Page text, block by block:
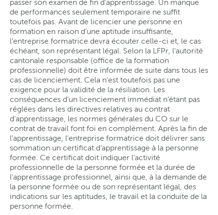
passer son examen de fin d’apprentissage. Un manque
de performances seulement temporaire ne suffit
toutefois pas. Avant de licencier une personne en
formation en raison d’une aptitude insuffisante,
l’entreprise formatrice devra écouter celle-ci et, le cas
échéant, son représentant légal. Selon la LFPr, l’autorité
cantonale responsable (office de la formation
professionnelle) doit être informée de suite dans tous les
cas de licenciement. Cela n’est toutefois pas une
exigence pour la validité de la résiliation. Les
conséquences d’un licenciement immédiat n’étant pas
réglées dans les directives relatives au contrat
d’apprentissage, les normes générales du CO sur le
contrat de travail font foi en complément. Après la fin de
l’apprentissage, l’entreprise formatrice doit délivrer sans
sommation un certificat d’apprentissage à la personne
formée. Ce certificat doit indiquer l’activité
professionnelle de la personne formée et la durée de
l’apprentissage professionnel, ainsi que, à la demande de
la personne formée ou de son représentant légal, des
indications sur les aptitudes, le travail et la conduite de la
personne formée.